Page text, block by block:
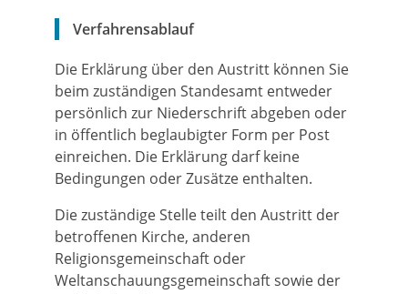
Verfahrensablauf
Die Erklärung über den Austritt können Sie
beim zuständigen Standesamt entweder
persönlich zur Niederschrift abgeben oder
in öffentlich beglaubigter Form per Post
einreichen. Die Erklärung darf keine
Bedingungen oder Zusätze enthalten.
Die zuständige Stelle teilt den Austritt der
betroffenen Kirche, anderen
Religionsgemeinschaft oder
Weltanschauungsgemeinschaft sowie der